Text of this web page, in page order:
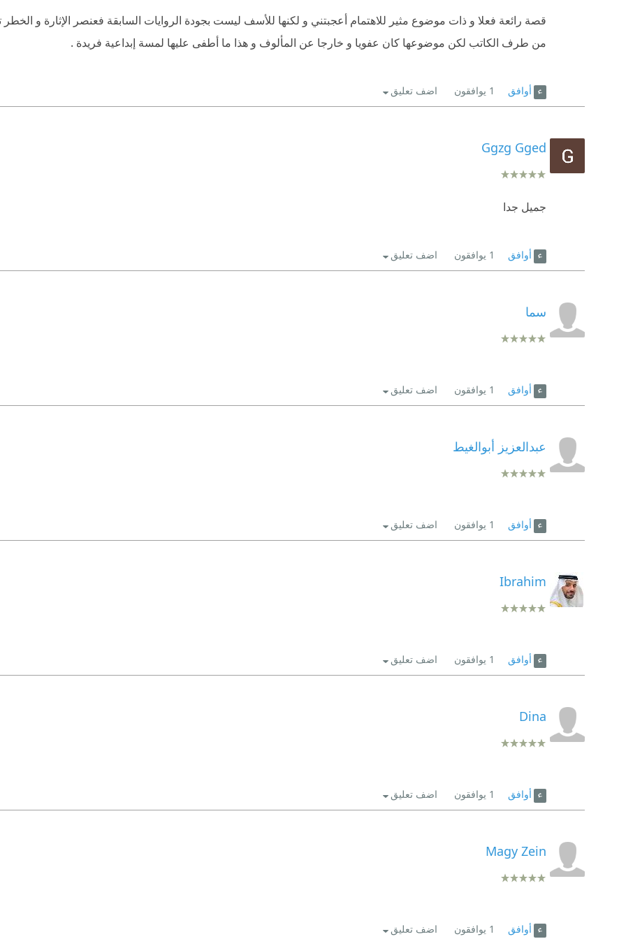
- ليلىٰ: بطلة حكياتنا
- سوزان: فتاة الياقة الزرقاء و التي تُعد أُخت ليلىٰ
- السيد شاهين: قائد مخفر شرطة القرية التي يسكنوا بها
»
قصة رائعة فعلا و ذات موضوع مثير للاهتمام أعجبتني و لكنها للأسف ليست بجودة الروايات السابقة فعنصر الإثارة و
من طرف الكاتب لكن موضوعها كان عفويا و خارجا عن المألوف و هذا ما أطفى عليها لمسة إبداعية فريدة .
أوافق 1 يوافقون اضف تعليق
Ggzg Gged
جميل جدا
أوافق 1 يوافقون اضف تعليق
سما
أوافق 1 يوافقون اضف تعليق
عبدالعزيز أبوالغيط
أوافق 1 يوافقون اضف تعليق
Ibrahim
أوافق 1 يوافقون اضف تعليق
Dina
أوافق 1 يوافقون اضف تعليق
Magy Zein
أوافق 1 يوافقون اضف تعليق